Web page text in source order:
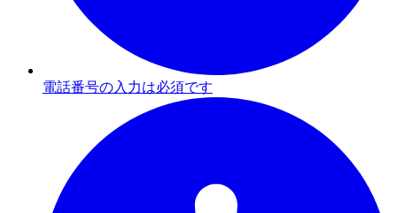
電話番号の入力は必須です